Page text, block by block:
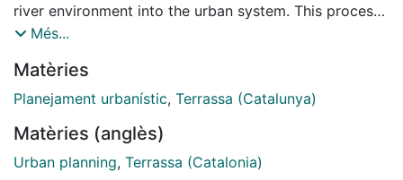
river environment into the urban system. This process
has proved most challenging in cities whose rivers
(Catalonia, NE Spain), a medium-sized city (215,000
inhabitants in 2013) whose three river courses are
urban planning undertaken in the city from the fifties
to the present day, we show that the urban evolution
Més...
Matèries
Planejament urbanístic, Terrassa (Catalunya)
Matèries (anglès)
Urban planning, Terrassa (Catalonia)